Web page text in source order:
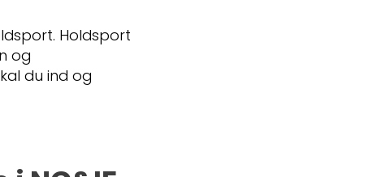
Holdsport
og
du ind og